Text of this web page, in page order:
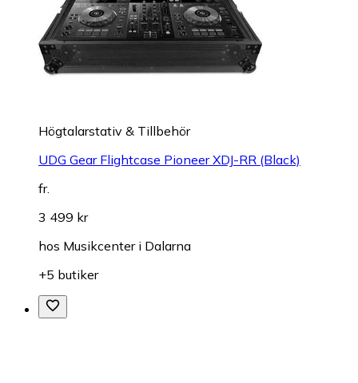
Högtalarstativ & Tillbehör
UDG Gear Flightcase Pioneer XDJ-RR (Black)
fr.
3 499 kr
hos Musikcenter i Dalarna
+5 butiker